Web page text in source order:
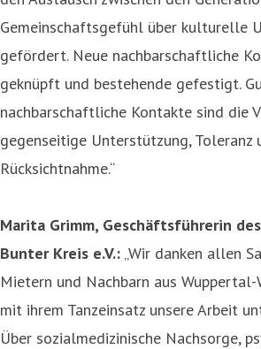
Gemeinschaftsgefühl über kulturelle
gefördert. Neue nachbarschaftliche
geknüpft und bestehende gefestigt.
nachbarschaftliche Kontakte sind die
gegenseitige Unterstützung, Toleranz
Rücksichtnahme.“
Marita Grimm, Geschäftsführerin
Bunter Kreis e.V.: „Wir danken allen
Mietern und Nachbarn aus
mit ihrem Tanzeinsatz unsere Arbeit
Über sozialmedizinische Nachsorge,